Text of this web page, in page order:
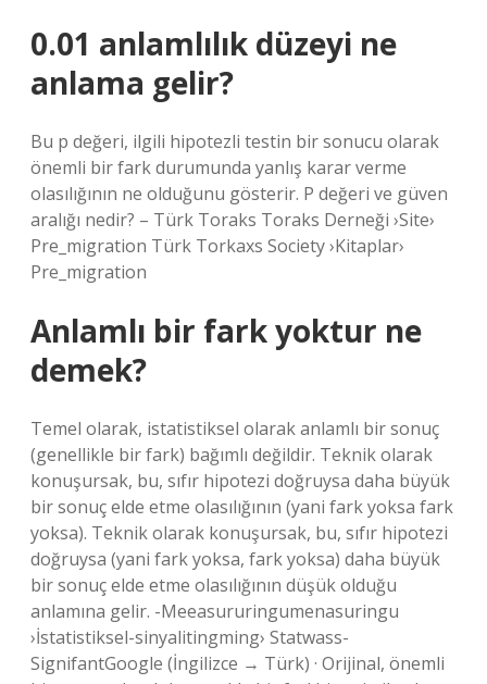
0.01 anlamlılık düzeyi ne
anlama gelir?
Bu p değeri, ilgili hipotezli testin bir sonucu olarak
önemli bir fark durumunda yanlış karar verme
olasılığının ne olduğunu gösterir. P değeri ve güven
aralığı nedir? – Türk Toraks Toraks Derneği ›Site›
Pre_migration Türk Torkaxs Society ›Kitaplar›
Pre_migration
Anlamlı bir fark yoktur ne
demek?
Temel olarak, istatistiksel olarak anlamlı bir sonuç
(genellikle bir fark) bağımlı değildir. Teknik olarak
konuşursak, bu, sıfır hipotezi doğruysa daha büyük
bir sonuç elde etme olasılığının (yani fark yoksa fark
yoksa). Teknik olarak konuşursak, bu, sıfır hipotezi
doğruysa (yani fark yoksa, fark yoksa) daha büyük
bir sonuç elde etme olasılığının düşük olduğu
anlamına gelir. -Meeasururingumenasuringu
›İstatistiksel-sinyalitingming› Statwass-
SignifantGoogle (İngilizce → Türk) · Orijinal, önemli